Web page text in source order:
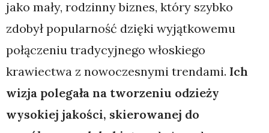
jako mały, rodzinny biznes, który szybko
zdobył popularność dzięki wyjątkowemu
połączeniu tradycyjnego włoskiego
krawiectwa z nowoczesnymi trendami. Ich
wizja polegała na tworzeniu odzieży
wysokiej jakości, skierowanej do